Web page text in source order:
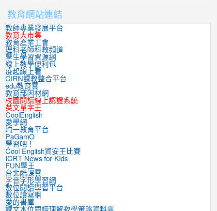
教育網站連結
教師專業發展平台
教育大市集
教育產業工會
理科老師科教頻道
學生學習資源網
線上教學便利包
疫起線上看
CIRN課教整合平台
edu教育雲
教育部因材網
校園閱讀線上認證系統
英文單字王
CoolEnglish
愛學網
均一教育平台
PaGamO
學習吧！
Cool English資安王比賽
ICRT News for Kids
FUN學王
台北酷課雲
字音字形學習網
數位閱讀學習平台
數位讀寫網
愛的書庫
課文本位閱讀理解教學策略資料庫